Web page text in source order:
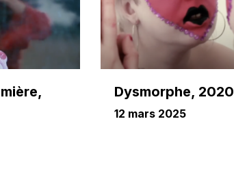
Dysmorphe, 2020
12 mars 2025